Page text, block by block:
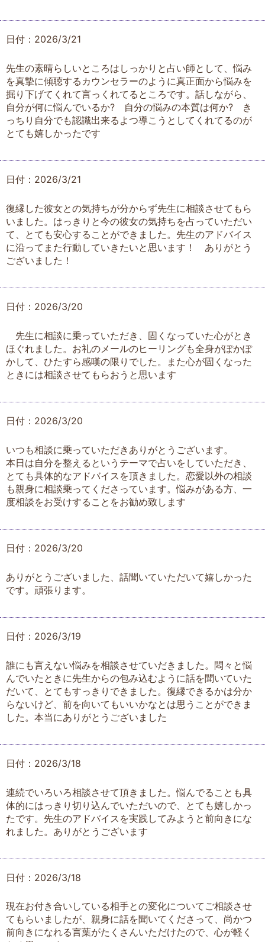
日付：2026/3/21
先生の素晴らしいところはしっかりと占い師として、悩み
を真摯に傾聴するカウンセラーのように真正面から悩みを
掘り下げてくれて言っくれてるところです。話しながら、
自分が何に悩んでいるか? 自分の悩みの本質は何か? き
っちり自分でも認識出来るよつ導こうとしてくれてるのが
とても嬉しかったです
日付：2026/3/21
復縁した彼女との気持ちが分からず先生に相談させてもら
いました。はっきりと今の彼女の気持ちを占っていただい
て、とても安心することができました。先生のアドバイス
に沿ってまた行動していきたいと思います！ ありがとう
ございました！
日付：2026/3/20
先生に相談に乗っていただき、固くなっていた心がとき
ほぐれました。お礼のメールのヒーリングも全身がぽかぽ
かして、ひたすら感嘆の限りでした。また心が固くなった
ときには相談させてもらおうと思います
日付：2026/3/20
いつも相談に乗っていただきありがとうございます。
本日は自分を整えるというテーマで占いをしていただき、
とても具体的なアドバイスを頂きました。恋愛以外の相談
も親身に相談乗ってくださっています。悩みがある方、一
度相談をお受けすることをお勧め致します
日付：2026/3/20
ありがとうございました、話聞いていただいて嬉しかった
です。頑張ります。
日付：2026/3/19
誰にも言えない悩みを相談させていだきました。悶々と悩
んでいたときに先生からの包み込むように話を聞いていた
だいて、とてもすっきりできました。復縁できるかは分か
らないけど、前を向いてもいいかなとは思うことができま
した。本当にありがとうございました
日付：2026/3/18
連続でいろいろ相談させて頂きました。悩んでることも具
体的にはっきり切り込んでいただいので、とても嬉しかっ
たです。先生のアドバイスを実践してみようと前向きにな
れました。ありがとうございます
日付：2026/3/18
現在お付き合いしている相手との変化についてご相談させ
てもらいましたが、親身に話を聞いてくださって、尚かつ
前向きになれる言葉がたくさんいただけたので、心が軽く